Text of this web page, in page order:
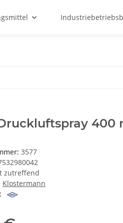
400
3577
zutreffend
Klostermann